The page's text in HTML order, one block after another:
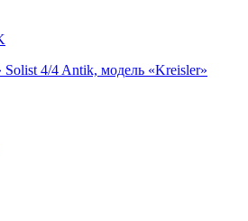
4/4 Antik, модель «Kreisler»